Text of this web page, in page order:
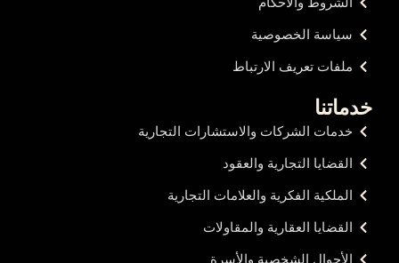
الشروط والأحكام
سياسة الخصوصية
ملفات تعريف الارتباط
خدماتنا
خدمات الشركات والاستشارات التجارية
القضايا التجارية والعقود
الملكية الفكرية والعلامات التجارية
القضايا العقارية والمقاولات
الأحوال الشخصية والأسرة